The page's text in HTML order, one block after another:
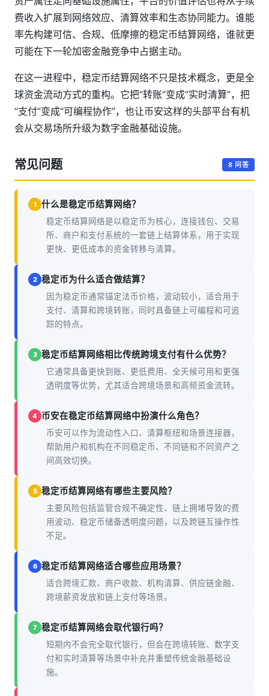
费收入扩展到网络效应、清算效率和生态协同能力。谁能
率先构建可信、合规、低摩擦的稳定币结算网络，谁就更
可能在下一轮加密金融竞争中占据主动。
在这一进程中，稳定币结算网络不只是技术概念，更是全
球资金流动方式的重构。它把“转账”变成“实时清算”，把
“支付”变成“可编程协作”，也让币安这样的头部平台有机
会从交易场所升级为数字金融基础设施。
常见问题 8 问答
1 什么是稳定币结算网络？
稳定币结算网络是以稳定币为核心，连接钱包、交易
所、商户和支付系统的一套链上结算体系，用于实现
更快、更低成本的资金转移与清算。
2 稳定币为什么适合做结算？
因为稳定币通常锚定法币价格，波动较小，适合用于
支付、清算和跨境转账，同时具备链上可编程和可追
踪的特点。
3 稳定币结算网络相比传统跨境支付有什么优势？
它通常具备更快到账、更低费用、全天候可用和更强
透明度等优势，尤其适合跨境场景和高频资金流转。
4 币安在稳定币结算网络中扮演什么角色？
币安可以作为流动性入口、清算枢纽和场景连接器，
帮助用户和机构在不同稳定币、不同链和不同资产之
间高效切换。
5 稳定币结算网络有哪些主要风险？
主要风险包括监管合规不确定性、链上拥堵导致的费
用波动、稳定币储备透明度问题，以及跨链互操作性
不足。
6 稳定币结算网络适合哪些应用场景？
适合跨境汇款、商户收款、机构清算、供应链金融、
跨境薪资发放和链上支付等场景。
7 稳定币结算网络会取代银行吗？
短期内不会完全取代银行，但会在跨境转账、数字支
付和实时清算等场景中补充并重塑传统金融基础设
施。